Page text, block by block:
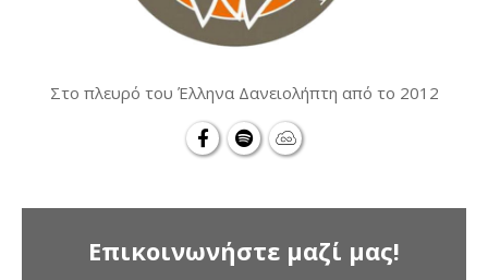
Στο πλευρό του Έλληνα Δανειολήπτη από το 2012
Επικοινωνήστε μαζί μας!